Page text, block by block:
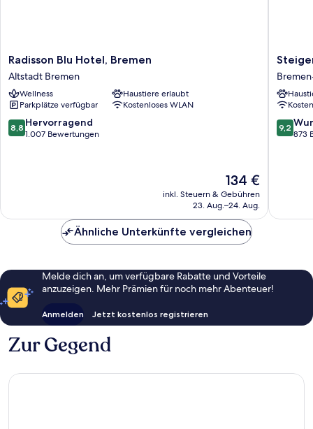
Radisson
Blu
Hotel,
Bremen
Altstadt
Bremen
Radisson Blu Hotel, Bremen
Altstadt Bremen
Wellness
Haustiere erlaubt
Parkplätze verfügbar
Kostenloses WLAN
8.8
von
8,8 Hervorragend
1.007 Bewertungen
Der
Preis
beträgt
134 €
inkl. Steuern & Gebühren
23. Aug.–24. Aug.
Hotel
Bremen
West
9.2
von
9,2
873
Ähnliche Unterkünfte vergleichen
Melde dich an, um verfügbare Rabatte und Vorteile
anzuzeigen. Mehr Prämien für noch mehr Abenteuer!
Anmelden Jetzt kostenlos registrieren
Zur Gegend